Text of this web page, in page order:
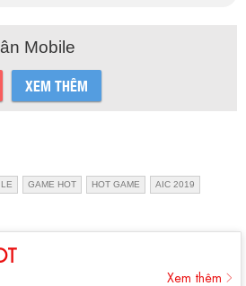
Mobile
XEM THÊM
GAME HOT HOT GAME AIC 2019
Xem thêm